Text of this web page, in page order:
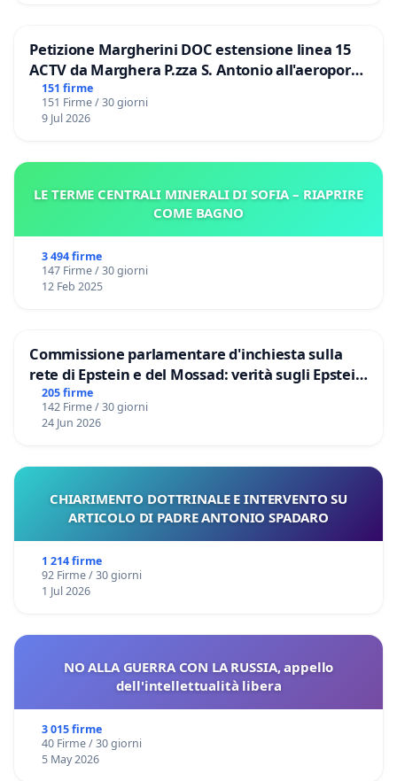
Petizione Margherini DOC estensione linea 15
ACTV da Marghera P.zza S. Antonio all'aeroporto
Marco Polo tariffa a € 1,50
151 firme
151 Firme / 30 giorni
9 Jul 2026
LE TERME CENTRALI MINERALI DI SOFIA – RIAPRIRE
COME BAGNO
3 494 firme
147 Firme / 30 giorni
12 Feb 2025
Commissione parlamentare d'inchiesta sulla
rete di Epstein e del Mossad: verità sugli Epstein
Files
205 firme
142 Firme / 30 giorni
24 Jun 2026
CHIARIMENTO DOTTRINALE E INTERVENTO SU
ARTICOLO DI PADRE ANTONIO SPADARO
1 214 firme
92 Firme / 30 giorni
1 Jul 2026
NO ALLA GUERRA CON LA RUSSIA, appello
dell'intellettualità libera
3 015 firme
40 Firme / 30 giorni
5 May 2026